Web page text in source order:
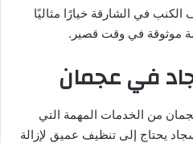
الكنب في الشارقة خيارًا مثاليًا
موثوقة في وقت قصير.
في عجمان
من الخدمات المهمة التي
يحتاج إلى تنظيف عميق لإزالة